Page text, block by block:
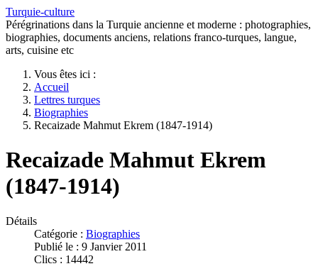
Turquie-culture
Pérégrinations dans la Turquie ancienne et moderne : photographies,
biographies, documents anciens, relations franco-turques, langue,
arts, cuisine etc
Vous êtes ici :
Accueil
Lettres turques
Biographies
Recaizade Mahmut Ekrem (1847-1914)
Recaizade Mahmut Ekrem
(1847-1914)
Détails
Catégorie : Biographies
Publié le : 9 Janvier 2011
Clics : 14442